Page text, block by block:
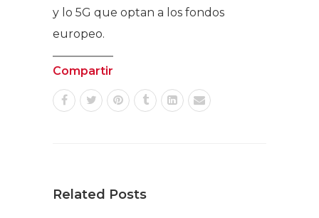
y lo 5G que optan a los fondos
europeo.
Compartir
Related Posts